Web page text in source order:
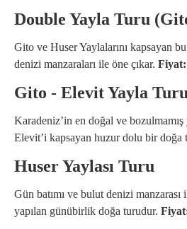
Double Yayla Turu
Gito ve Huser Yaylalarını kapsayan
denizi manzaraları ile öne çıkar.
Gito - Elevit Yayla Turu
Karadeniz’in en doğal ve
Elevit’i kapsayan huzur dolu bir doğa
Huser Yaylası Turu
Gün batımı ve bulut denizi manzarası
yapılan günübirlik doğa turudur.